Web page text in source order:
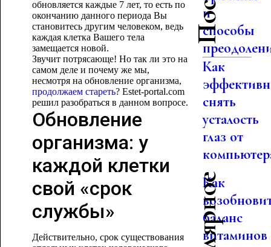
обновляется каждые 7 лет, то есть по
окончанию данного периода Вы
становитесь другим человеком, ведь
каждая клетка Вашего тела
замещается новой.
Звучит потрясающе! Но так ли это на
самом деле и почему же мы,
несмотря на обновление организма,
продолжаем стареть? Estet-portal.com
решил разобраться в данном вопросе.
Обновление
организма: у
каждой клетки
свой «срок
службы»
Действительно, срок существования
и
способы
Как
снять
усталость
глаз от
Как
баланс
витаминов